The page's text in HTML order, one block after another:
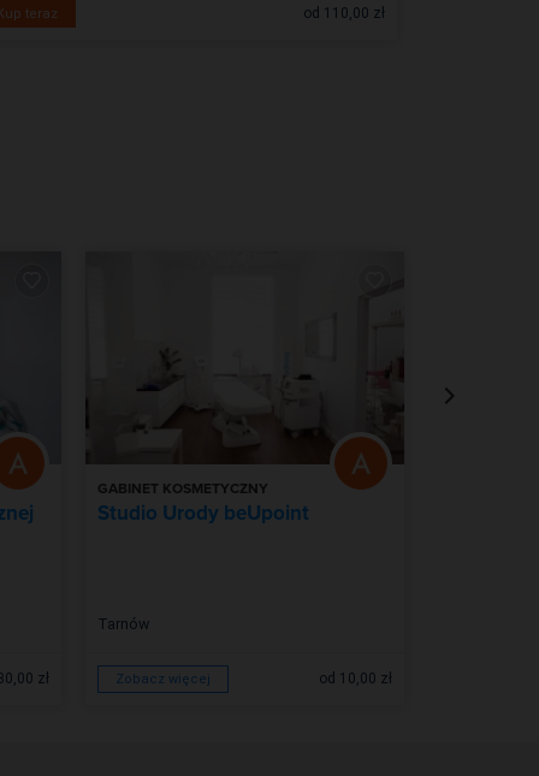
teraz od 110,00 zł
zł
GABINET KOSMETYCZNY
Studio Urody beUpoint
Tarnów
Zobacz więcej od 10,00 zł